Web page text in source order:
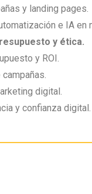
y landing pages.
e IA en
y ética.
y ROI.
digital.
y confianza digital.